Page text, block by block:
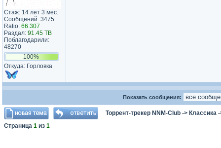
Стаж: 14 лет 3 мес.
Сообщений: 3475
Ratio: 66.307
Раздал: 91.45 TB
Поблагодарили:
48270
100%
Откуда: Горловка
Показать сообщения:
Торрент-трекер NNM-Club -> Классика
Страница 1 из 1